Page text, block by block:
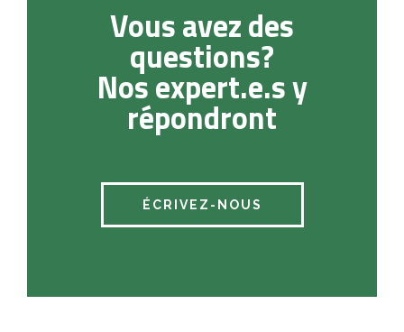
Vous avez des
questions?
Nos expert.e.s y
répondront
ÉCRIVEZ-NOUS